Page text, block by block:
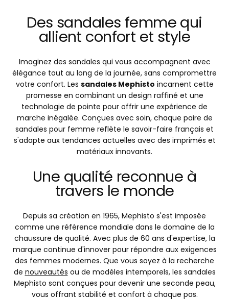
Des sandales femme qui
allient confort et style
Imaginez des sandales qui vous accompagnent avec
élégance tout au long de la journée, sans compromettre
votre confort. Les sandales Mephisto incarnent cette
promesse en combinant un design raffiné et une
technologie de pointe pour offrir une expérience de
marche inégalée. Conçues avec soin, chaque paire de
sandales pour femme reflète le savoir-faire français et
s'adapte aux tendances actuelles avec des imprimés et
matériaux innovants.
Une qualité reconnue à
travers le monde
Depuis sa création en 1965, Mephisto s'est imposée
comme une référence mondiale dans le domaine de la
chaussure de qualité. Avec plus de 60 ans d'expertise, la
marque continue d'innover pour répondre aux exigences
des femmes modernes. Que vous soyez à la recherche
de nouveautés ou de modèles intemporels, les sandales
Mephisto sont conçues pour devenir une seconde peau,
vous offrant stabilité et confort à chaque pas.